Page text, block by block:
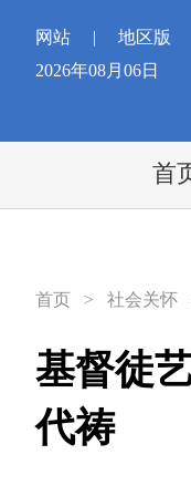
网站 |
地区版
2026年08月06日
首
首页 > 社会关怀
基督徒
代祷